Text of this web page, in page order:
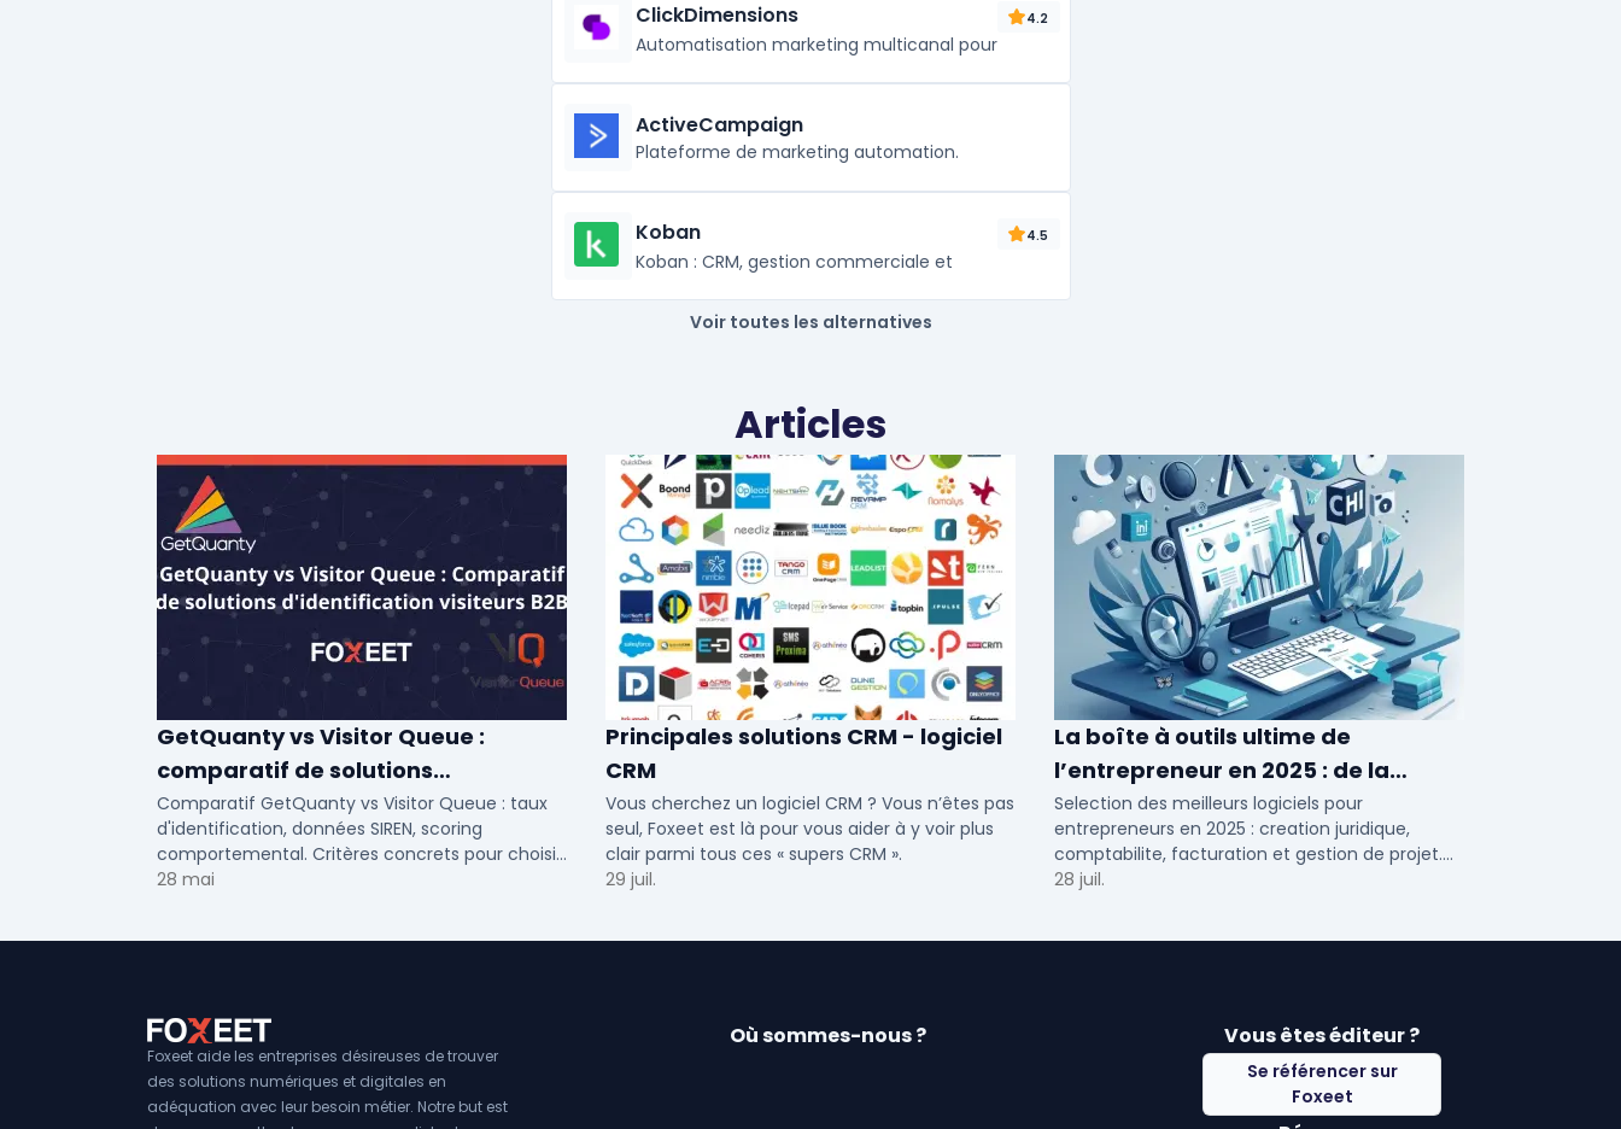
ClickDimensions 4.2
Automatisation marketing multicanal pour
ActiveCampaign
Plateforme de marketing automation.
Koban 4.5
Koban : CRM, gestion commerciale et
Voir toutes les alternatives
Articles
GetQuanty vs Visitor Queue :
comparatif de solutions
d'identification visiteurs B2B
Comparatif GetQuanty vs Visitor Queue : taux
d'identification, données SIREN, scoring
comportemental. Critères concrets pour choisir
votre solution de lead generation B2B en PME et
28 mai
Principales solutions CRM - logiciel
CRM
Vous cherchez un logiciel CRM ? Vous n’êtes pas
seul, Foxeet est là pour vous aider à y voir plus
clair parmi tous ces « supers CRM ».
29 juil.
La boîte à outils ultime de
l’entrepreneur en 2025 : de la
création à la gestion
Selection des meilleurs logiciels pour
entrepreneurs en 2025 : creation juridique,
comptabilite, facturation et gestion de projet.
Outils adaptes aux TPE, PME et independants en
28 juil.
Foxeet aide les entreprises désireuses de trouver
des solutions numériques et digitales en
adéquation avec leur besoin métier. Notre but est
Où sommes-nous ? Vous êtes éditeur ?
Se référencer sur
Foxeet